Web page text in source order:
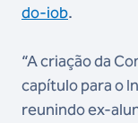
do-iob.
“A criação da
capítulo para o
reunindo ex-